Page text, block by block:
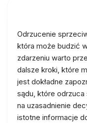
Odrzucenie
która może budzić
zdarzeniu warto
dalsze kroki, które
jest dokładne
sądu, które
na uzasadnienie
istotne informacje